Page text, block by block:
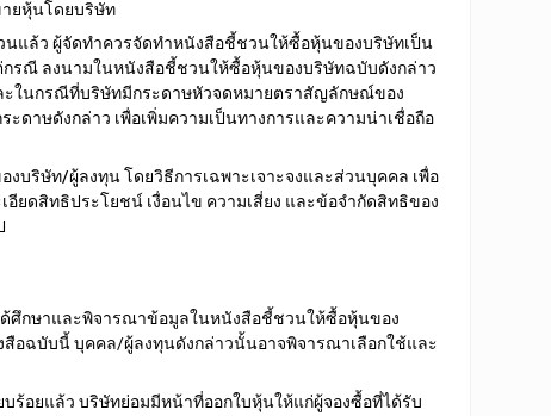
ายหุ้นโดยบริษัท
นแล้ว ผู้จัดทำควรจัดทำหนังสือชี้ชวนให้ซื้อหุ้นของบริษัทเป็น
กรณี ลงนามในหนังสือชี้ชวนให้ซื้อหุ้นของบริษัทฉบับดังกล่าว
ะในกรณีที่บริษัทมีกระดาษหัวจดหมายตราสัญลักษณ์ของ
ะดาษดังกล่าว เพื่อเพิ่มความเป็นทางการและความน่าเชื่อถือ
บริษัท/ผู้ลงทุน โดยวิธีการเฉพาะเจาะจงและส่วนบุคคล เพื่อ
ดสิทธิประโยชน์ เงื่อนไข ความเสี่ยง และข้อจำกัดสิทธิของ
ศึกษาและพิจารณาข้อมูลในหนังสือชี้ชวนให้ซื้อหุ้นของ
สือฉบับนี้ บุคคล/ผู้ลงทุนดังกล่าวนั้นอาจพิจารณาเลือกใช้และ
บร้อยแล้วบริษัทย่อมมีหน้าที่ออกใบหุ้นให้แก่ผู้จองซื้อที่ได้รับ